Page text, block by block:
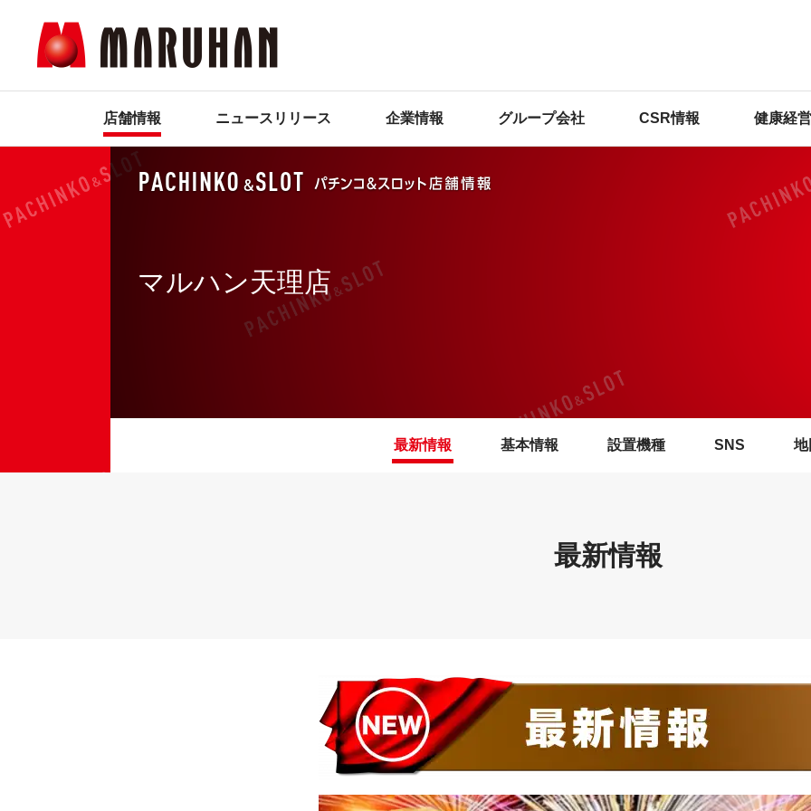
店舗情報 ニュースリリース 企業情報 グループ会社 CSR情報 健康経営
マルハン天理店
最新情報 基本情報 設置機種 SNS 地
最新情報